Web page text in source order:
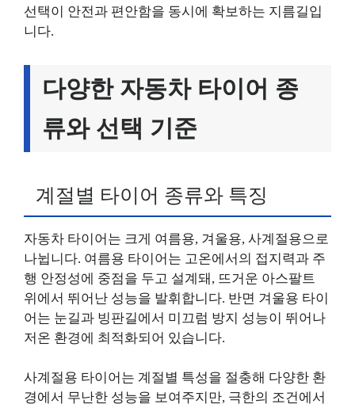
선택이 안전과 편안함을 동시에 확보하는 지름길입
니다.
다양한 자동차 타이어 종
류와 선택 기준
계절별 타이어 종류와 특징
자동차 타이어는 크게 여름용, 겨울용, 사계절용으로
나뉩니다. 여름용 타이어는 고온에서의 접지력과 주
행 안정성에 중점을 두고 설계돼, 뜨거운 아스팔트
위에서 뛰어난 성능을 발휘합니다. 반면 겨울용 타이
어는 눈길과 빙판길에서 미끄럼 방지 성능이 뛰어나
저온 환경에 최적화되어 있습니다.
사계절용 타이어는 계절별 특성을 절충해 다양한 환
경에서 무난한 성능을 보여주지만, 극한의 조건에서